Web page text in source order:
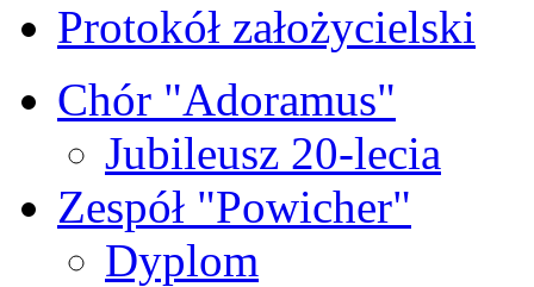
Protokół założycielski
Chór "Adoramus"
Jubileusz 20-lecia
Zespół "Powicher"
Dyplom